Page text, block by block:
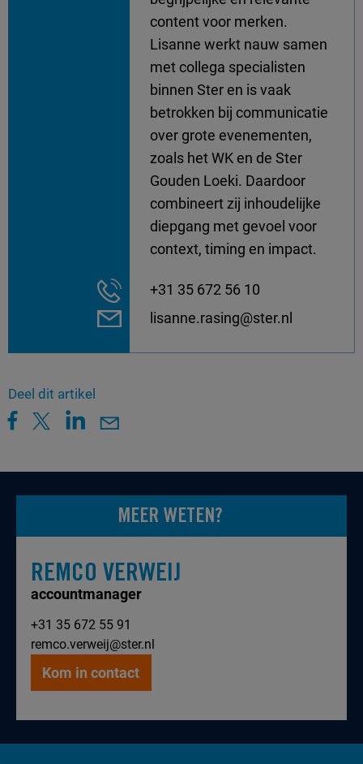
content voor merken.
Lisanne werkt nauw samen
met collega specialisten
binnen Ster en is vaak
betrokken bij communicatie
over grote evenementen,
zoals het WK en de Ster
Gouden Loeki. Daardoor
combineert zij inhoudelijke
diepgang met gevoel voor
context, timing en impact.
+31 35 672 56 10
lisanne.rasing@ster.nl
Deel dit artikel
MEER WETEN?
REMCO VERWEIJ
accountmanager
+31 35 672 55 91
remco.verweij@ster.nl
Kom in contact